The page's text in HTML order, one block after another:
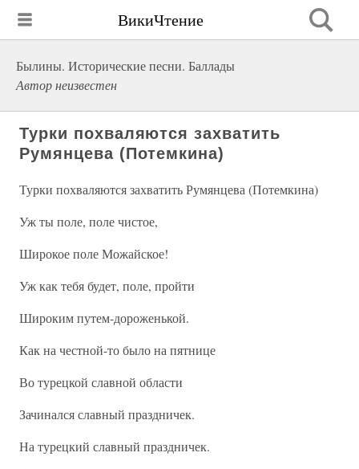
ВикиЧтение
Былины. Исторические песни. Баллады
Автор неизвестен
Турки похваляются захватить
Румянцева (Потемкина)
Турки похваляются захватить Румянцева (Потемкина)
Уж ты поле, поле чистое,
Широкое поле Можайское!
Уж как тебя будет, поле, пройти
Широким путем-дороженькой.
Как на честной-то было на пятнице
Во турецкой славной области
Зачинался славный праздничек.
На турецкий славный праздничек.